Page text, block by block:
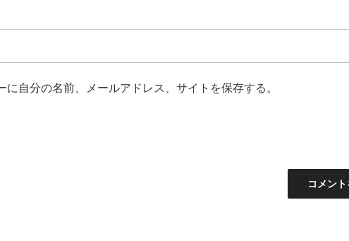
自分の名前、メールアドレス、サイトを保存する。